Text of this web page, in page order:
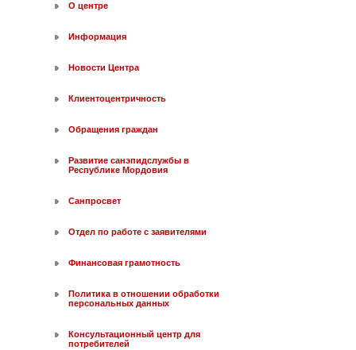
О центре
Информация
Новости Центра
Клиентоцентричность
Обращения граждан
Развитие санэпидслужбы в
Республике Мордовия
Санпросвет
Отдел по работе с заявителями
Финансовая грамотность
Политика в отношении обработки
персональных данных
Консультационный центр для
потребителей